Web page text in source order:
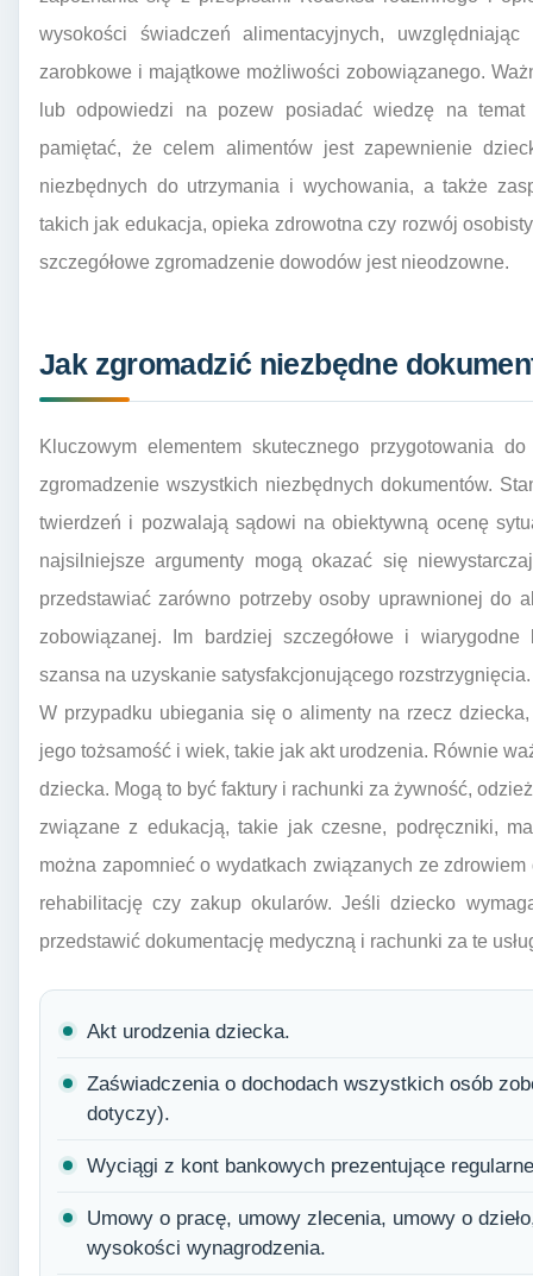
wysokości świadczeń alimentacyjnych,
zarobkowe i majątkowe możliwości zobowiązanego.
lub odpowiedzi na pozew posiadać wiedzę na
pamiętać, że celem alimentów jest zapewnienie
niezbędnych do utrzymania i wychowania, a także
takich jak edukacja, opieka zdrowotna czy rozwój
szczegółowe zgromadzenie dowodów jest nieodzowne.
Jak zgromadzić niezbędne
Kluczowym elementem skutecznego przygotowania
zgromadzenie wszystkich niezbędnych dokumentów.
twierdzeń i pozwalają sądowi na obiektywną ocenę
najsilniejsze argumenty mogą okazać się
przedstawiać zarówno potrzeby osoby uprawnionej do
zobowiązanej. Im bardziej szczegółowe i
szansa na uzyskanie satysfakcjonującego rozstrzygnięcia.
W przypadku ubiegania się o alimenty na rzecz
jego tożsamość i wiek, takie jak akt urodzenia. Równie
dziecka. Mogą to być faktury i rachunki za żywność,
związane z edukacją, takie jak czesne, podręczniki,
można zapomnieć o wydatkach związanych ze
rehabilitację czy zakup okularów. Jeśli dziecko
przedstawić dokumentację medyczną i rachunki za te
Akt urodzenia dziecka.
Zaświadczenia o dochodach wszystkich osób
dotyczy).
Wyciągi z kont bankowych prezentujące
Umowy o pracę, umowy zlecenia, umowy o
wysokości wynagrodzenia.